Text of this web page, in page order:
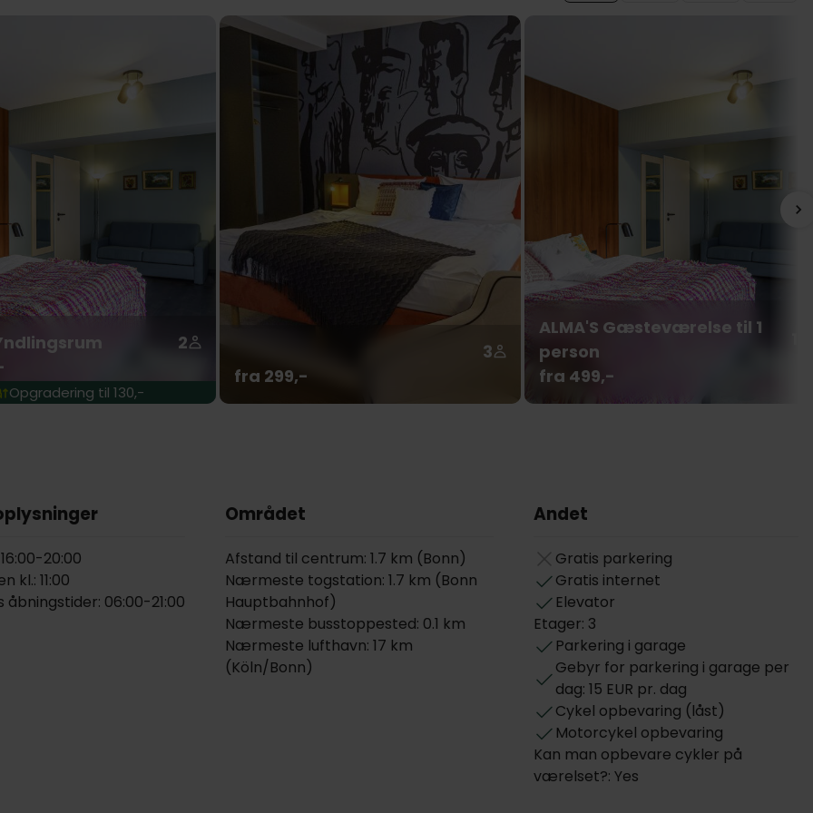
2
Opgradering til 130,-
3
fra 299,-
ALMA'S Gæsteværelse til 1
person
fra 499,-
20:00
kl.: 11:00
åbningstider: 06:00-21:00
Området
Afstand til centrum: 1.7 km (Bonn)
Nærmeste togstation: 1.7 km (Bonn
Hauptbahnhof)
Nærmeste busstoppested: 0.1 km
Nærmeste lufthavn: 17 km
(Köln/Bonn)
Andet
Gratis parkering
Gratis internet
Elevator
Etager: 3
Parkering i garage
Gebyr for parkering i garage per
dag: 15 EUR pr. dag
Cykel opbevaring (låst)
Motorcykel opbevaring
Kan man opbevare cykler på
værelset?: Yes